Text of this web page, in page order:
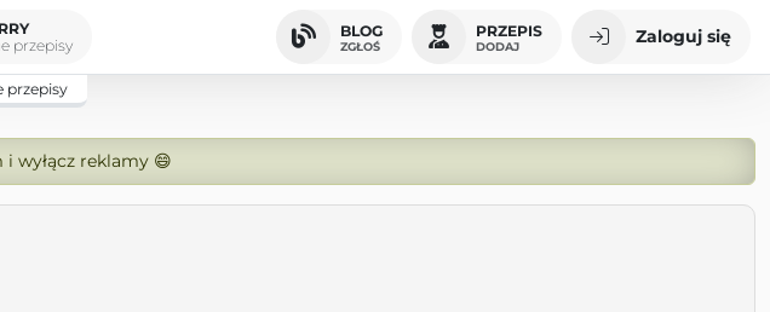
przepisy
BLOG
ZGŁOŚ
PRZEPIS
DODAJ Zaloguj się
przepisy
wyłącz reklamy 😄